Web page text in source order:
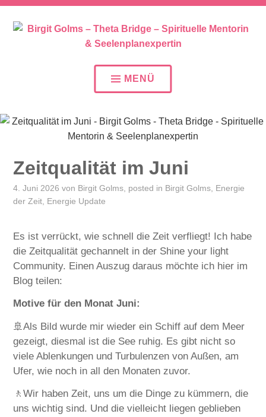
BIRGIT GOLMS – THETA
BRIDGE – SPIRITUELLE
MENTORIN &
SEELENPLANEXPERTIN
MENÜ
Zeitqualität im Juni
4. Juni 2026 von Birgit Golms , posted in Birgit Golms Energie
der Zeit Energie Update
Es ist verrückt, wie schnell die Zeit verfliegt! Ich habe
die Zeitqualität gechannelt in der Shine your light
Community. Einen Auszug daraus möchte ich hier im
Blog teilen:
Motive für den Monat Juni:
🚢Als Bild wurde mir wieder ein Schiff auf dem Meer
gezeigt, diesmal ist die See ruhig. Es gibt nicht so
viele Ablenkungen und Turbulenzen von Außen, am
Ufer, wie noch in all den Monaten zuvor.
🚶Wir haben Zeit, uns um die Dinge zu kümmern, die
uns wichtig sind. Und die vielleicht liegen geblieben